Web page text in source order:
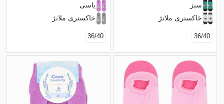
سبز
خاکستری ملانژ
36/40
یاسی
خاکستری ملانژ
36/40